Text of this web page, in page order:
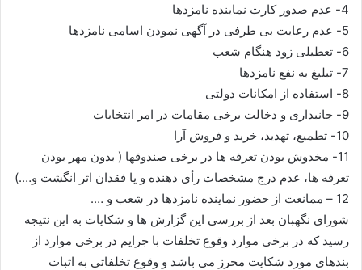
4- عدم صدور کارت نماینده نامزدها
5- عدم رعایت بی طرفی در آگهی نمودن اسامی نامزدها
6- تعطیلی زود هنگام شعب
7- تبلیغ به نفع نامزدها
8- استفاده از امکانات دولتی
9- جانبداری و دخالت برخی مقامات در امر انتخابات
10- تطمیع، تهدید، خرید و فروش آرا
11- مخدوش بودن تعرفه ها در برخی صندوقها ( بدون مهر بودن
تعرفه ها، عدم درج مشخصات رأی دهنده و یا فقدان اثر انگشت و….)
12 – ممانعت از حضور نماینده نامزدها در شعب و ….
شورای نگهبان بعد از بررسی این گزارش ها و شکایات به این نتیجه
رسید که در برخی موارد وقوع تخلفات با جرایم در برخی موارد از
بندهای مورد شکایت محرز می باشد و وقوع تخلفاتی به اثبات